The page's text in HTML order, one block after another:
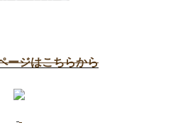
ージはこちらから